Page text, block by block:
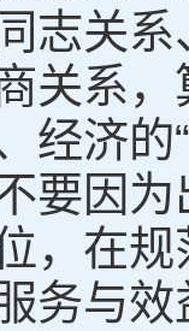
志关
关系
经济的
要因
，在
务与